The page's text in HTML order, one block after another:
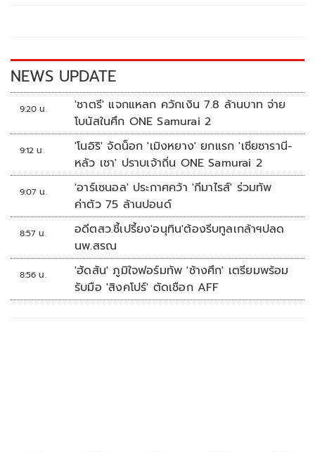
k k
NEWS UPDATE
9:20 น.
'ชาตรี' แจกแหลก ควักเงิน 7.8 ล้านบาท จ่าย
โบนัสในศึก ONE Samurai 2
9:12 น.
'โนอิริ' จัดน็อก 'เมิงหยาง' ยกแรก 'เซียซารานี-
หลัว เชา' ปราบเจ้าถิ่น ONE Samurai 2
9:07 น.
'อาร์เซนอล' ประกาศคว้า 'กีมาไรส์' ร่วมทัพ
ค่าตัว 75 ล้านปอนด์
8:57 น.
อดีตสว.ชี้เปรี้ยง'อนุทิน'ต้องรีบทูลเกล้าฯปลด
นพ.สรณ
8:56 น.
'ฮัดสัน' ภูมิใจฟอร์มทัพ 'ช้างศึก' เตรียมพร้อม
รับมือ 'สิงคโปร์' ตัดเชือก AFF